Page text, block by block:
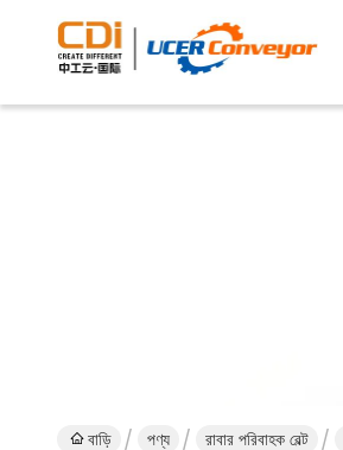
বাড়ি পণ্য রাবার পরিবাহক বেল্ট